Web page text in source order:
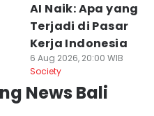
AI Naik: Apa yang
Terjadi di Pasar
Kerja Indonesia
6 Aug 2026, 20:00 WIB
Society
News Bali